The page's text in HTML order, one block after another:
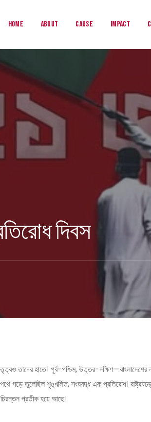
Home About Cause Impact
দিবস
তাদের হাতে। পূর্ব-পশ্চিম, উত্তর-
গড়ে তুলেছিল শৃঙ্খলিত, সংঘবদ্ধ এক প্রতিরোধ।
প্রতীক হয়ে আছে।